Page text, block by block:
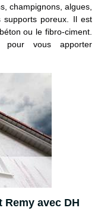
champignons, algues,
supports poreux. Il est
ou le fibro-ciment.
pour vous apporter
avec DH